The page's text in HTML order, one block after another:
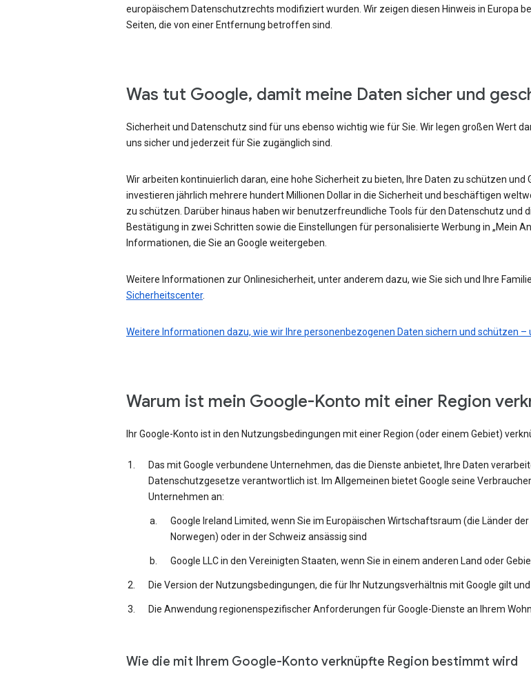
europäischem Datenschutzrechts modifiziert wurden. Wir zeigen diesen Hinweis in Europa
Seiten, die von einer Entfernung betroffen sind.
Was tut Google, damit meine Daten sicher und
Sicherheit und Datenschutz sind für uns ebenso wichtig wie für Sie. Wir legen großen Wert
uns sicher und jederzeit für Sie zugänglich sind.
Wir arbeiten kontinuierlich daran, eine hohe Sicherheit zu bieten, Ihre Daten zu schützen
investieren jährlich mehrere hundert Millionen Dollar in die Sicherheit und beschäftigen
zu schützen. Darüber hinaus haben wir benutzerfreundliche Tools für den Datenschutz und
Bestätigung in zwei Schritten sowie die Einstellungen für personalisierte Werbung in „Mein
Informationen, die Sie an Google weitergeben.
Weitere Informationen zur Onlinesicherheit, unter anderem dazu, wie Sie sich und Ihre
Sicherheitscenter.
Weitere Informationen dazu, wie wir Ihre personenbezogenen Daten sichern und schützen –
Warum ist mein Google-Konto mit einer Region
Ihr Google-Konto ist in den Nutzungsbedingungen mit einer Region (oder einem Gebiet)
Das mit Google verbundene Unternehmen, das die Dienste anbietet, Ihre Daten
Datenschutzgesetze verantwortlich ist. Im Allgemeinen bietet Google seine
Unternehmen an:
Google Ireland Limited, wenn Sie im Europäischen Wirtschaftsraum (die Länder
Norwegen) oder in der Schweiz ansässig sind
Google LLC in den Vereinigten Staaten, wenn Sie in einem anderen Land oder
Die Version der Nutzungsbedingungen, die für Ihr Nutzungsverhältnis mit Google gilt
Die Anwendung regionenspezifischer Anforderungen für Google-Dienste an Ihrem
Wie die mit Ihrem Google-Konto verknüpfte Region bestimmt wird